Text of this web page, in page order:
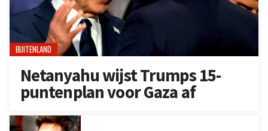
BUITENLAND
Netanyahu wijst Trumps 15-
puntenplan voor Gaza af